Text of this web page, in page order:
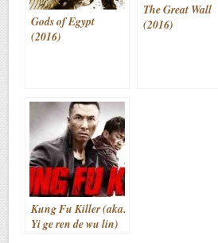
Gods of Egypt
(2016)
The Great Wall
(2016)
Kung Fu Killer (aka.
Yi ge ren de wu lin)